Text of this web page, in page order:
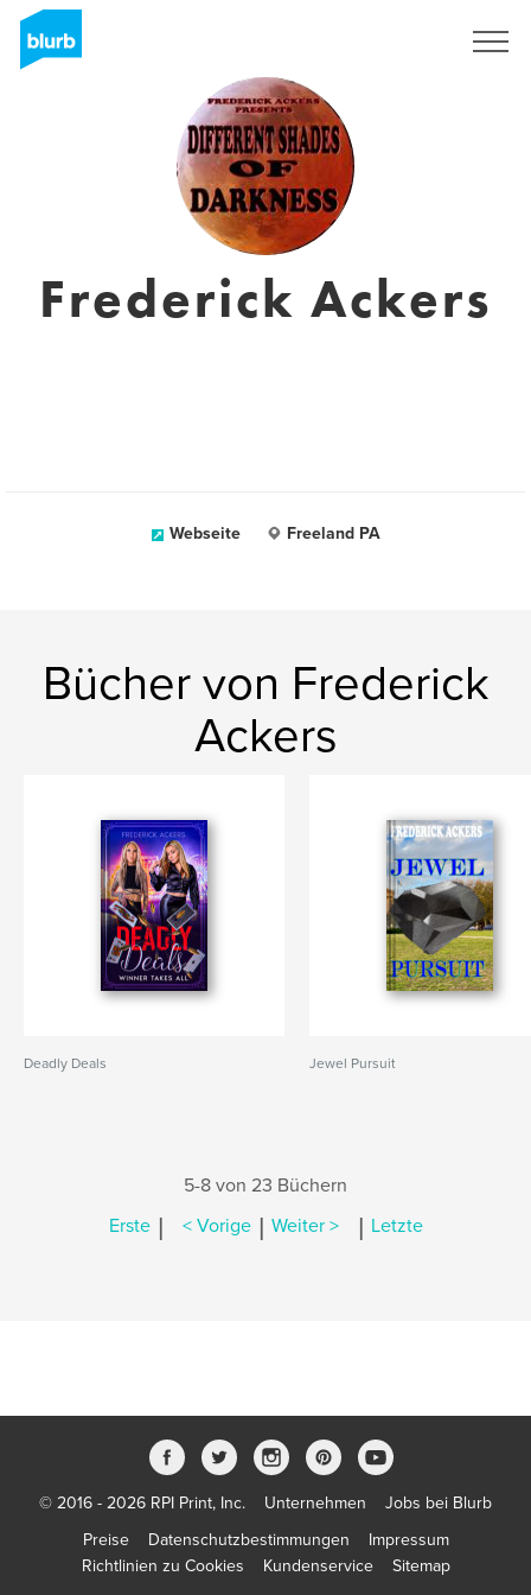
Frederick Ackers
Webseite Freeland PA
Bücher von Frederick
Ackers
Deadly Deals Jewel Pursuit
5-8 von 23 Büchern
Erste | < Vorige | Weiter > | Letzte
© 2016 - 2026 RPI Print, Inc. Unternehmen
Jobs bei Blurb
Preise
Datenschutzbestimmungen
Impressum
Richtlinien zu Cookies
Kundenservice Sitemap